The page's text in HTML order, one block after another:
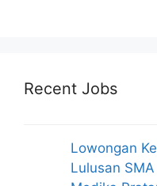
Recent Jobs
Lowongan
Lulusan